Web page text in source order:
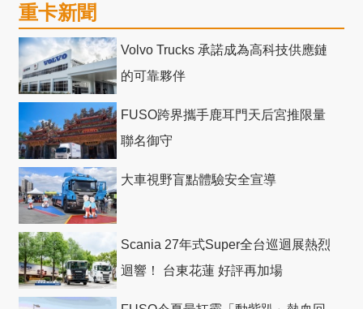
重卡新聞
Volvo Trucks 承諾成為高科技供應鏈
的可靠夥伴
FUSO跨界攜手鹿耳門天后宮推限量
聯名御守
大車視野盲點體驗安全宣導
Scania 27年式Super全台巡迴展熱烈
迴響！ 台東花蓮 好評再加場